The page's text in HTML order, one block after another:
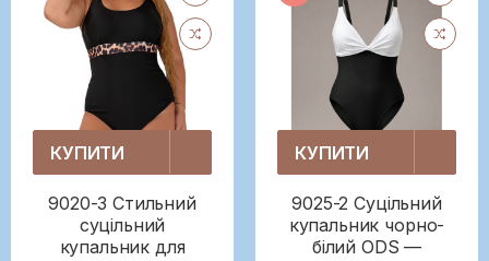
КУПИТИ
9020-3 Стильний
суцільний
купальник для
КУПИТИ
9025-2 Суцільний
купальник чорно-
білий ODS —